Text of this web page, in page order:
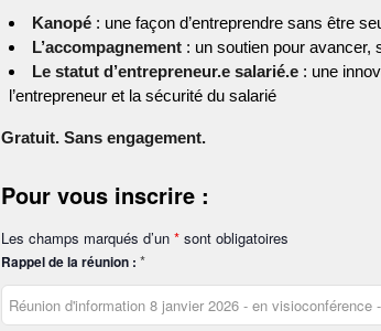
Kanopé : une façon d’entreprendre sans être
L’accompagnement : un soutien pour avancer,
Le statut d’entrepreneur.e salarié.e : une
l’entrepreneur et la sécurité du salarié
Gratuit. Sans engagement.
Pour vous inscrire :
Les champs marqués d’un * sont obligatoires
Rappel de la réunion : *